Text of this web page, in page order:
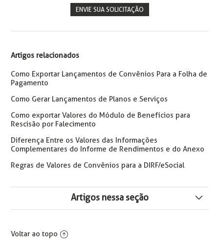
ENVIE SUA SOLICITAÇÃO
Artigos relacionados
Como Exportar Lançamentos de Convênios Para a Folha de
Pagamento
Como Gerar Lançamentos de Planos e Serviços
Como exportar Valores do Módulo de Benefícios para
Rescisão por Falecimento
Diferença Entre os Valores das Informações
Complementares do Informe de Rendimentos e do Anexo
Regras de Valores de Convênios para a DIRF/eSocial
Artigos nessa seção
Voltar ao topo